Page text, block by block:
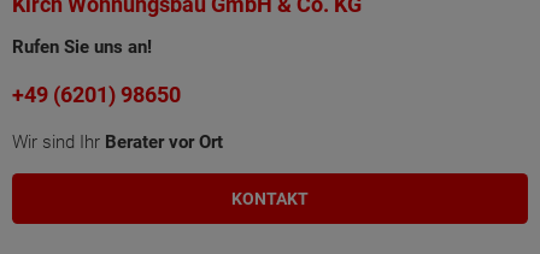
Rufen Sie uns an!
+49 (6201) 98650
Wir sind Ihr Berater vor Ort
KONTAKT